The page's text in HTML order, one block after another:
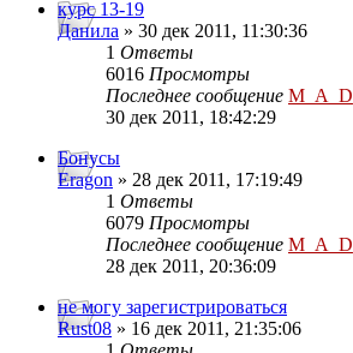
курс 13-19
Данила » 30 дек 2011, 11:30:36
1 Ответы
6016 Просмотры
Последнее сообщение M_A_D
30 дек 2011, 18:42:29
Бонусы
Eragon » 28 дек 2011, 17:19:49
1 Ответы
6079 Просмотры
Последнее сообщение M_A_D
28 дек 2011, 20:36:09
не могу зарегистрироваться
Rust08 » 16 дек 2011, 21:35:06